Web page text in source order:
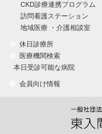
CKD診療連携プログラム
訪問看護ステーション
地域医療 ・介護相談室
休日診療所
医療機関検索
本日受診可能な病院
会員向け情報